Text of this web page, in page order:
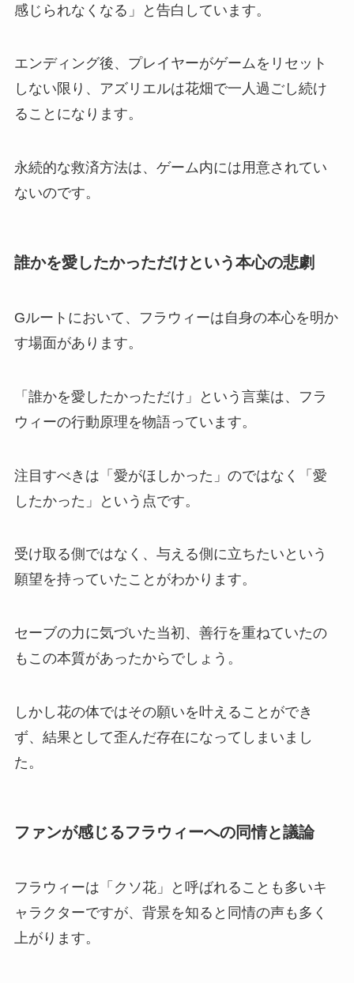
感じられなくなる」と告白しています。
エンディング後、プレイヤーがゲームをリセット
しない限り、アズリエルは花畑で一人過ごし続け
ることになります。
永続的な救済方法は、ゲーム内には用意されてい
ないのです。
誰かを愛したかっただけという本心の悲劇
Gルートにおいて、フラウィーは自身の本心を明か
す場面があります。
「誰かを愛したかっただけ」という言葉は、フラ
ウィーの行動原理を物語っています。
注目すべきは「愛がほしかった」のではなく「愛
したかった」という点です。
受け取る側ではなく、与える側に立ちたいという
願望を持っていたことがわかります。
セーブの力に気づいた当初、善行を重ねていたの
もこの本質があったからでしょう。
しかし花の体ではその願いを叶えることができ
ず、結果として歪んだ存在になってしまいまし
た。
ファンが感じるフラウィーへの同情と議論
フラウィーは「クソ花」と呼ばれることも多いキ
ャラクターですが、背景を知ると同情の声も多く
上がります。